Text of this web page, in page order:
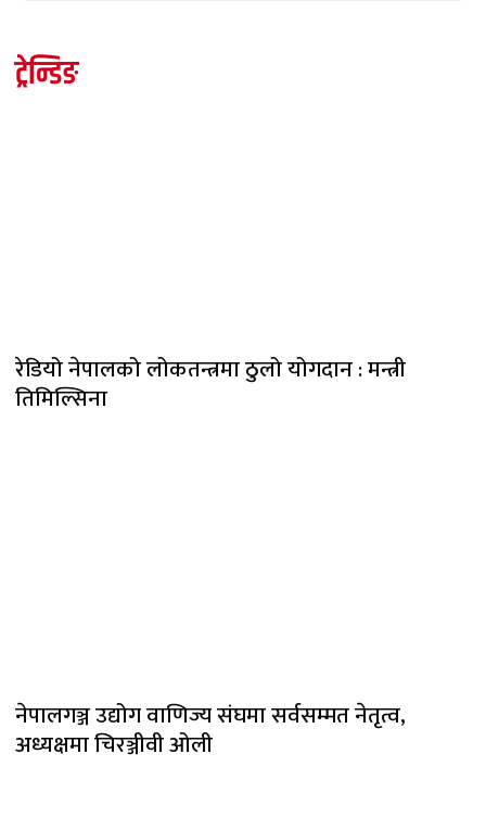
ट्रेन्डिङ
रेडियो नेपालको लोकतन्त्रमा ठुलो योगदान : मन्त्री
तिमिल्सिना
नेपालगञ्ज उद्योग वाणिज्य संघमा सर्वसम्मत नेतृत्व,
अध्यक्षमा चिरञ्जीवी ओली